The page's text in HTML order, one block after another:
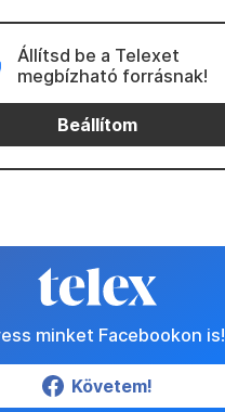
Állítsd be a Telexet
megbízható forrásnak!
Beállítom
minket Facebookon is!
Követem!